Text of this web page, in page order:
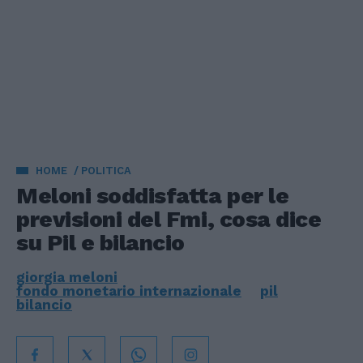
HOME POLITICA
Meloni soddisfatta per le
previsioni del Fmi, cosa dice
su Pil e bilancio
giorgia meloni
fondo monetario internazionale
pil
bilancio